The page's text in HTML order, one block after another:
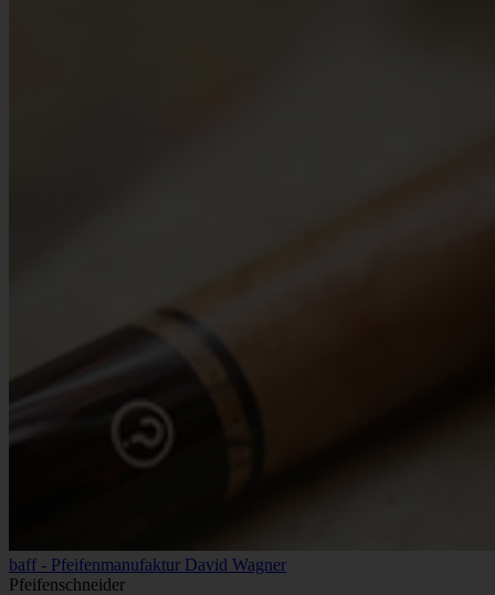
baff - Pfeifenmanufaktur David Wagner
Pfeifenschneider